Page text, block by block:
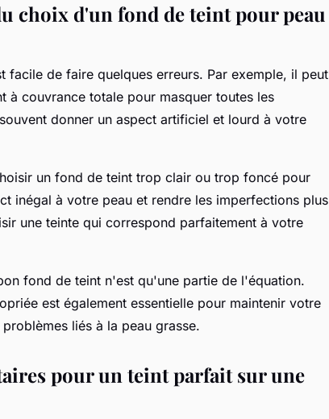
choix d'un fond de teint pour peau
de faire quelques erreurs. Par exemple, il peut
à couvrance totale pour masquer toutes les
donner un aspect artificiel et lourd à votre
un fond de teint trop clair ou trop foncé pour
inégal à votre peau et rendre les imperfections plus
une teinte qui correspond parfaitement à votre
fond de teint n'est qu'une partie de l'équation.
est également essentielle pour maintenir votre
liés à la peau grasse.
pour un teint parfait sur une